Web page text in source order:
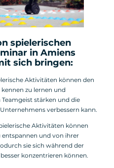
spielerischen
in Amiens
sich bringen:
Aktivitäten können den
zu lernen und
stärken und die
verbessern kann.
Aktivitäten können
entspannen und von ihrer
sie sich während der
konzentrieren können.